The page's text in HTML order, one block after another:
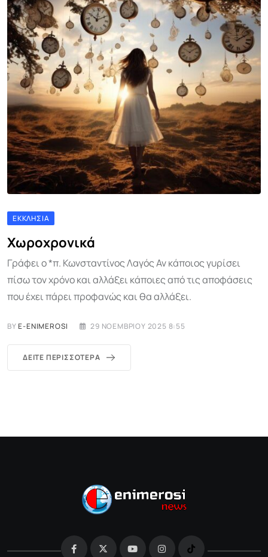
ΕΚΚΛΗΣΊΑ
Χωροχρονικά
Γράφει ο *π. Κωνσταντίνος Λαγός Αν κάποιος γυρίσει
πίσω τον χρόνο και αλλάξει κάποιες από τις αποφάσεις
που έχει πάρει προφανώς και θα αλλάξει.
BYE-ENIMEROSI 29 ΝΟΕΜΒΡΊΟΥ 2025 8:55
ΔΕΊΤΕ ΠΕΡΙΣΣΌΤΕΡΑ